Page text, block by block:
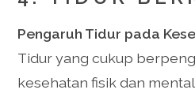
Pengaruh Tidur pada
Tidur yang cukup
kesehatan fisik dan